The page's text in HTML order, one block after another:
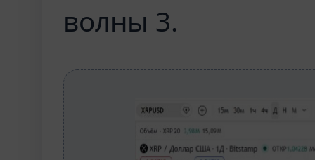
волны 3.